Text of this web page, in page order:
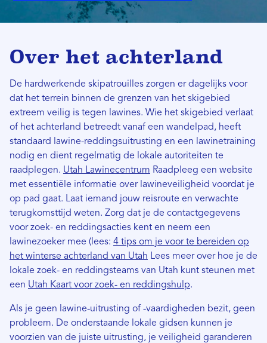
Over het achterland
De hardwerkende skipatrouilles zorgen er dagelijks voor
dat het terrein binnen de grenzen van het skigebied
extreem veilig is tegen lawines. Wie het skigebied verlaat
of het achterland betreedt vanaf een wandelpad, heeft
standaard lawine-reddingsuitrusting en een lawinetraining
nodig en dient regelmatig de lokale autoriteiten te
raadplegen. Utah Lawinecentrum Raadpleeg een website
met essentiële informatie over lawineveiligheid voordat je
op pad gaat. Laat iemand jouw reisroute en verwachte
terugkomsttijd weten. Zorg dat je de contactgegevens
voor zoek- en reddingsacties kent en neem een ​​
lawinezoeker mee (lees: 4 tips om je voor te bereiden op
het winterse achterland van Utah Lees meer over hoe je de
lokale zoek- en reddingsteams van Utah kunt steunen met
een Utah Kaart voor zoek- en reddingshulp.
Als je geen lawine-uitrusting of -vaardigheden bezit, geen
probleem. De onderstaande lokale gidsen kunnen je
voorzien van de juiste uitrusting, je veiligheid garanderen